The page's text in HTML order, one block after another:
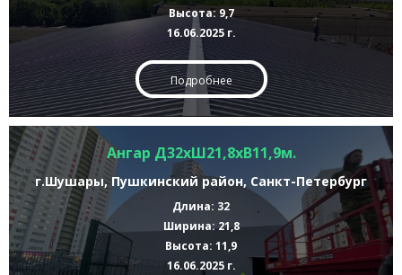
Высота: 9,7
16.06.2025 г.
Подробнее
Ангар Д32хШ21,8хВ11,9м.
г.Шушары, Пушкинский район, Санкт-Петербург
Длина: 32
Ширина: 21,8
Высота: 11,9
16.06.2025 г.